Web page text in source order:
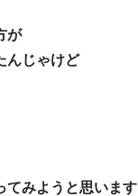
が
んじゃけど
てみようと思います